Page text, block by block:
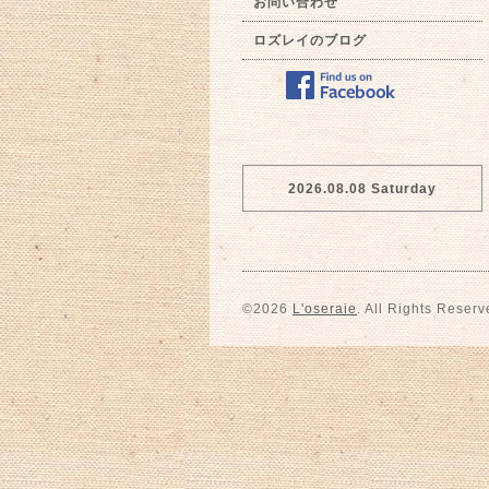
ロズレイのブログ
2026.08.08 Saturday
©2026 L'oseraie . All Rights